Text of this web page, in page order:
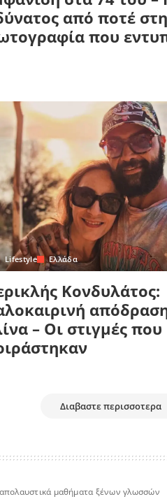
από ποτέ στη
που
Lifestyle Ελλάδα
Κονδυλάτος:
– Οι στιγμές που
Διαβαστε περισσοτερα
μαθήματα ξένων γλωσσών